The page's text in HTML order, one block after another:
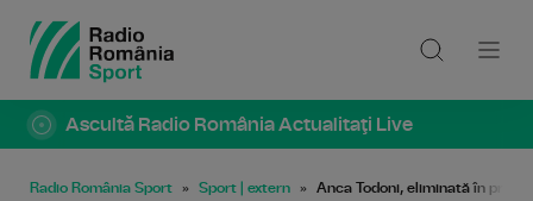
Ascultă Radio România Actualitaţi Live
Radio România Sport Sport | extern Anca Todoni, eliminată în